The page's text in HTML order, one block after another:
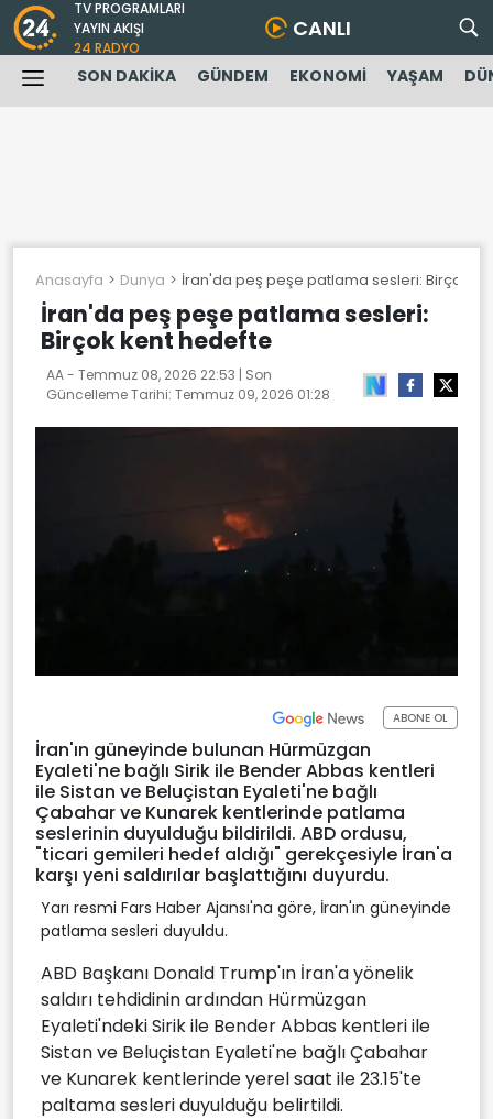
TV PROGRAMLARI
YAYIN AKIŞI
24 RADYO
CANLI
SON DAKİKA GÜNDEM EKONOMİ YAŞAM
Anasayfa Dunya İran'da peş peşe patlama sesleri: Birçok
İran'da peş peşe patlama sesleri:
Birçok kent hedefte
AA - Temmuz 08, 2026 22:53 | Son
Güncelleme Tarihi: Temmuz 09, 2026 01:28
ABONE OL
İran'ın güneyinde bulunan Hürmüzgan
Eyaleti'ne bağlı Sirik ile Bender Abbas kentleri
ile Sistan ve Beluçistan Eyaleti'ne bağlı
Çabahar ve Kunarek kentlerinde patlama
seslerinin duyulduğu bildirildi. ABD ordusu,
"ticari gemileri hedef aldığı" gerekçesiyle İran'a
karşı yeni saldırılar başlattığını duyurdu.
Yarı resmi Fars Haber Ajansı'na göre, İran'ın güneyinde
patlama sesleri duyuldu.
ABD Başkanı Donald Trump'ın İran'a yönelik
saldırı tehdidinin ardından Hürmüzgan
Eyaleti'ndeki Sirik ile Bender Abbas kentleri ile
Sistan ve Beluçistan Eyaleti'ne bağlı Çabahar
ve Kunarek kentlerinde yerel saat ile 23.15'te
paltama sesleri duyulduğu belirtildi.